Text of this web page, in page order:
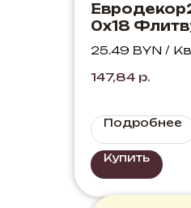
0х18
H3450 ST22
25.49 BYN /
147,84 р.
Подробнее
Купить